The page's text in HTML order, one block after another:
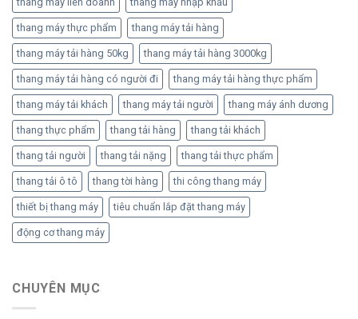
thang máy thực phẩm thang máy tải hàng
thang máy tải hàng 50kg thang máy tải hàng 3000kg
thang máy tải hàng có người đi thang máy tải hàng thực phẩm
thang máy tải khách thang máy tải người thang máy ánh dương
thang thực phẩm thang tải hàng thang tải khách
thang tải người thang tải nặng thang tải thực phẩm
thang tải ô tô thang tời hàng thi công thang máy
thiết bị thang máy tiêu chuẩn lắp đặt thang máy
động cơ thang máy
CHUYÊN MỤC